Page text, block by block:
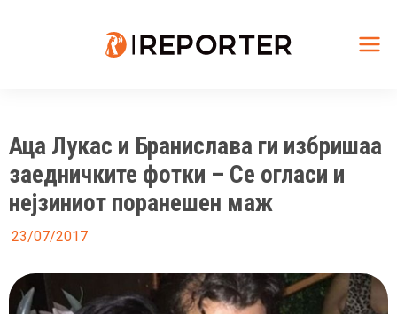
Аца Лукас и Бранислава ги избришаа
заедничките фотки – Се огласи и
нејзиниот поранешен маж
23/07/2017